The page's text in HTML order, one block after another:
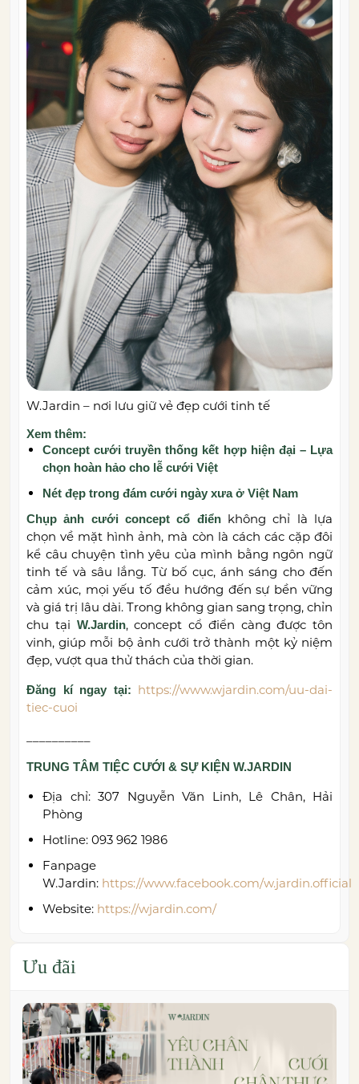
W.Jardin – nơi lưu giữ vẻ đẹp cưới tinh tế
Xem thêm:
Concept cưới truyền thống kết hợp hiện đại – Lựa
chọn hoàn hảo cho lễ cưới Việt
Nét đẹp trong đám cưới ngày xưa ở Việt Nam
Chụp ảnh cưới concept cổ điểnkhông chỉ là lựa
chọn về mặt hình ảnh, mà còn là cách các cặp đôi
kể câu chuyện tình yêu của mình bằng ngôn ngữ
tinh tế và sâu lắng. Từ bố cục, ánh sáng cho đến
cảm xúc, mọi yếu tố đều hướng đến sự bền vững
và giá trị lâu dài. Trong không gian sang trọng, chỉn
chu tại W.Jardin, concept cổ điển càng được tôn
vinh, giúp mỗi bộ ảnh cưới trở thành một kỷ niệm
đẹp, vượt qua thử thách của thời gian.
Đăng kí ngay tại: https://www.wjardin.com/uu-dai-
tiec-cuoi
TRUNG TÂM TIỆC CƯỚI & SỰ KIỆN W.JARDIN
Địa chỉ: 307 Nguyễn Văn Linh, Lê Chân, Hải
Phòng
Hotline: 093 962 1986
Fanpage
W.Jardin: https://www.facebook.com/w.jardin.official
Website: https://wjardin.com/
Ưu đãi